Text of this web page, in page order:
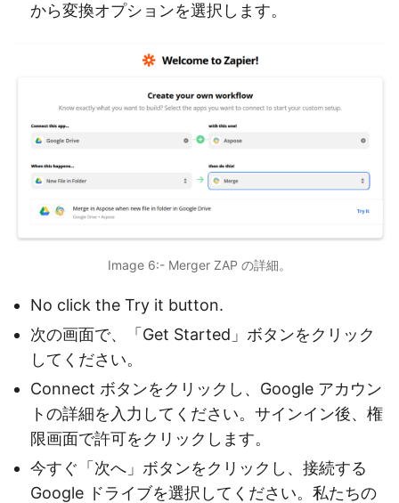
から変換オプションを選択します。
Image 6:- Merger ZAP の詳細。
No click the Try it button.
次の画面で、「Get Started」ボタンをクリック
してください。
Connect ボタンをクリックし、Google アカウン
トの詳細を入力してください。サインイン後、権
限画面で許可をクリックします。
今すぐ「次へ」ボタンをクリックし、接続する
Google ドライブを選択してください。私たちの